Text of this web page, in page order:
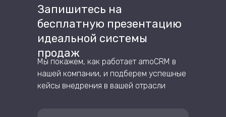
Запишитесь на
бесплатную презентацию
идеальной системы
продаж
Мы покажем, как работает amoCRM в
нашей компании, и подберем успешные
кейсы внедрения в вашей отрасли